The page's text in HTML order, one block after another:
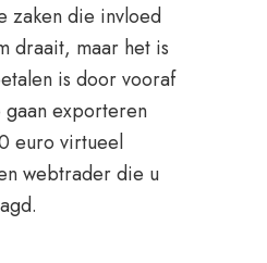
zaken die invloed
draait, maar het is
is door vooraf
exporteren
euro virtueel
webtrader die u